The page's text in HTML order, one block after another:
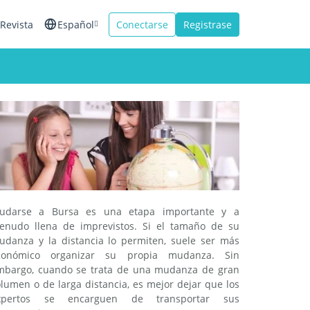
Revista Español
Italiano
Conectarse Registrase
a Bursa es una etapa importante y a
llena de imprevistos. Si el tamaño de su
y la distancia lo permiten, suele ser más
organizar su propia mudanza. Sin
cuando se trata de una mudanza de gran
o de larga distancia, es mejor dejar que los
se encarguen de transportar sus